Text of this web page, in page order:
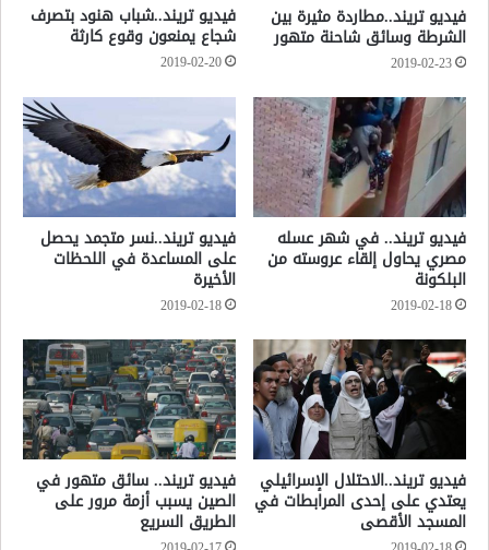
فيديو تريند..مطاردة مثيرة بين
الشرطة وسائق شاحنة متهور
2019-02-23
فيديو تريند..شباب هنود بتصرف
شجاع يمنعون وقوع كارثة
2019-02-20
فيديو تريند.. في شهر عسله
مصري يحاول إلقاء عروسته من
البلكونة
2019-02-18
فيديو تريند..نسر متجمد يحصل
على المساعدة في اللحظات
الأخيرة
2019-02-18
فيديو تريند..الاحتلال الإسرائيلي
يعتدي على إحدى المرابطات في
المسجد الأقصى
فيديو تريند.. سائق متهور في
الصين يسبب أزمة مرور على
الطريق السريع